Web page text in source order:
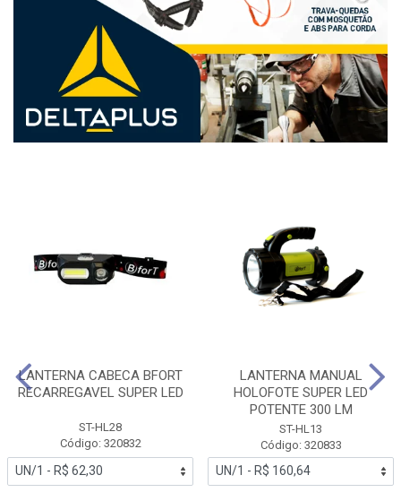
LANTERNA CABECA BFORT
RECARREGAVEL SUPER LED
ST-HL28
Código: 320832
LANTERNA MANUAL
HOLOFOTE SUPER LED
POTENTE 300 LM
ST-HL13
Código: 320833